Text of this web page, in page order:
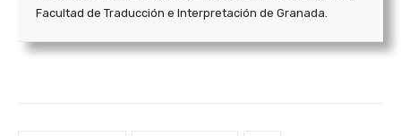
Facultad de Traducción e Interpretación de Granada.